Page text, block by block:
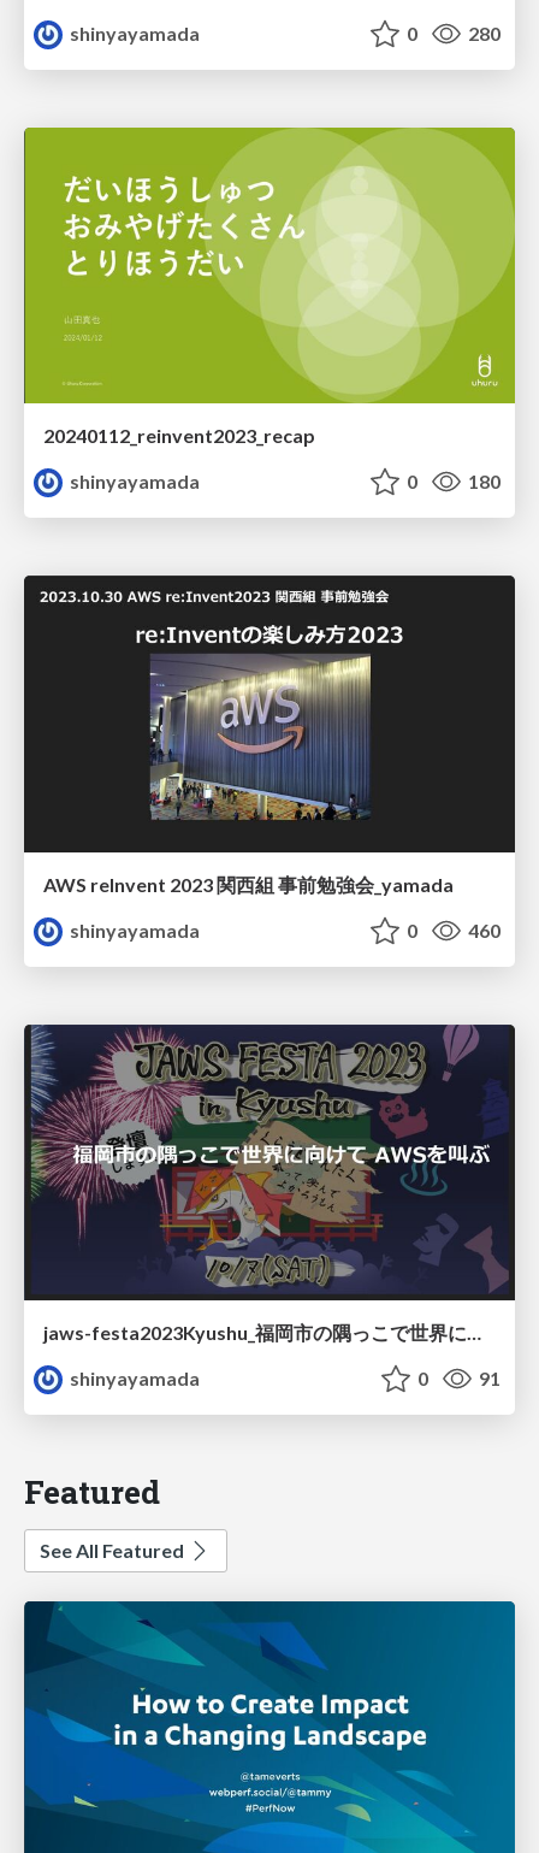
shinyayamada 0 280
20240112_reinvent2023_recap
shinyayamada
0 180
AWS reInvent 2023 関西組 事前勉強会_yamada
shinyayamada
0 460
jaws-festa2023Kyushu_福岡市の隅っこで世界に向けてAWSを叫ぶ
shinyayamada
0 91
Featured
See All Featured